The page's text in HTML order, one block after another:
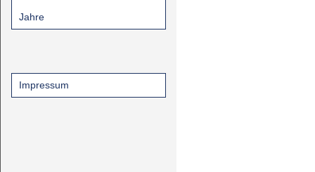
Jahre
Impressum